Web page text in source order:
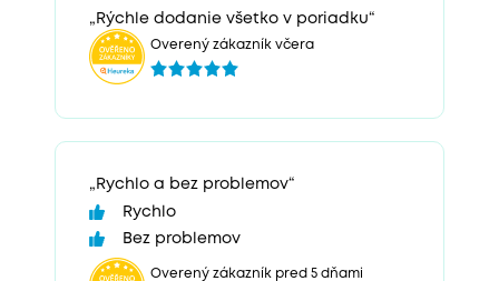
„Rýchle dodanie všetko v poriadku“
Overený zákazník včera
„Rychlo a bez problemov“
Rychlo
Bez problemov
Overený zákazník pred 5 dňami